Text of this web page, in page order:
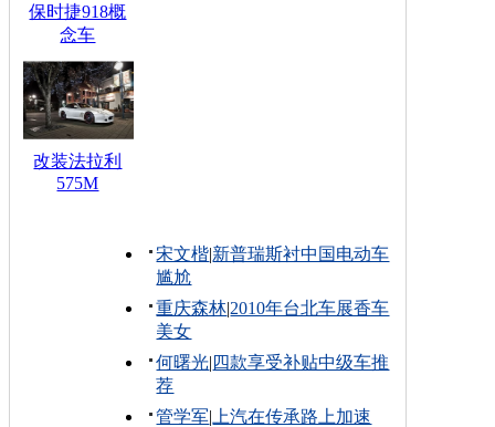
保时捷918概
念车
改装法拉利
575M
宋文楷|新普瑞斯衬中国电动车
尴尬
重庆森林|2010年台北车展香车
美女
何曙光| 四款享受补贴中级车推
荐
管学军| 上汽在传承路上加速